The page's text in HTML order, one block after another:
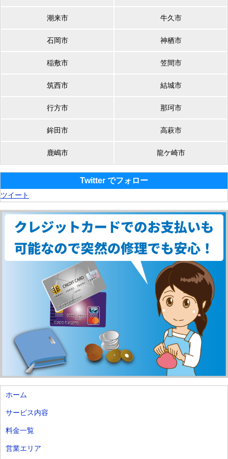
潮来市 牛久市
石岡市 神栖市
稲敷市 笠間市
筑西市 結城市
行方市 那珂市
鉾田市 高萩市
鹿嶋市 龍ケ崎市
Twitter でフォロー
ツイート
ホーム
サービス内容
料金一覧
営業エリア